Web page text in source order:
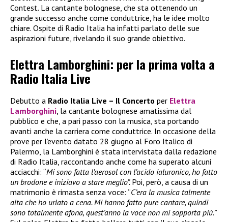
Contest. La cantante bolognese, che sta ottenendo un
grande successo anche come conduttrice, ha le idee molto
chiare. Ospite di Radio Italia ha infatti parlato delle sue
aspirazioni future, rivelando il suo grande obiettivo.
Elettra Lamborghini: per la prima volta a
Radio Italia Live
Debutto a Radio Italia Live – Il Concerto per Elettra
Lamborghini , la cantante bolognese amatissima dal
pubblico e che, a pari passo con la musica, sta portando
avanti anche la carriera come conduttrice. In occasione della
prove per l’evento datato 28 giugno al Foro Italico di
Palermo, la Lamborghini è stata intervistata dalla redazione
di Radio Italia, raccontando anche come ha superato alcuni
acciacchi: “Mi sono fatta l’aerosol con l’acido ialuronico, ho fatto
un brodone e iniziavo a stare meglio”. Poi, però, a causa di un
matrimonio è rimasta senza voce: “C’era la musica talmente
alta che ho urlato a cena. Mi hanno fatto pure cantare, quindi
sono totalmente afona, quest’anno la voce non mi sopporta più.”